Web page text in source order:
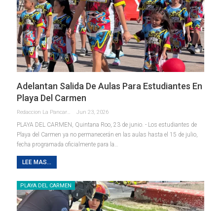
Adelantan Salida De Aulas Para Estudiantes En
Playa Del Carmen
Redaccion La Pancarta De Quintana Roo Jun 23, 2026
PLAYA DEL CARMEN, Quintana Roo, 23 de junio. - Los estudiantes de
Playa del Carmen ya no permanecerán en las aulas hasta el 15 de julio,
fecha programada oficialmente para la…
LEE MAS...
PLAYA DEL CARMEN